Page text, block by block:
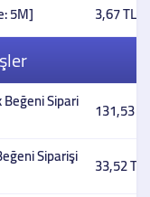
5M] 3,67 TL
Sipari 131,53 TL
Siparişi 33,52 TL